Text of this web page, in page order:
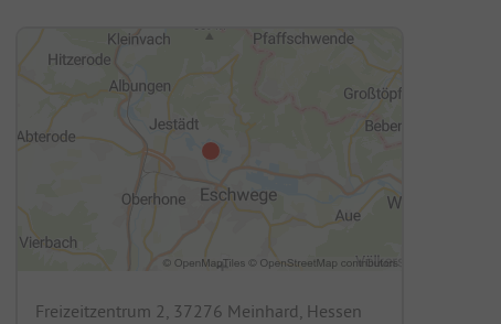
Freizeitzentrum 2, 37276 Meinhard, Hessen